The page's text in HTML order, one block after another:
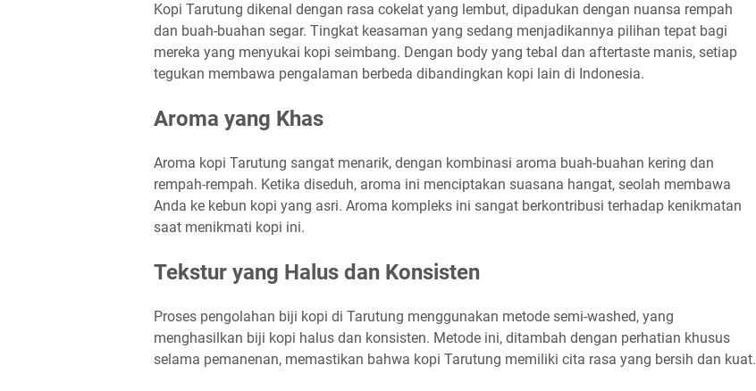
Kopi Tarutung dikenal dengan rasa cokelat yang lembut, dipadukan dengan nuansa rempah
dan buah-buahan segar. Tingkat keasaman yang sedang menjadikannya pilihan tepat bagi
mereka yang menyukai kopi seimbang. Dengan body yang tebal dan aftertaste manis, setiap
tegukan membawa pengalaman berbeda dibandingkan kopi lain di Indonesia.
Aroma yang Khas
Aroma kopi Tarutung sangat menarik, dengan kombinasi aroma buah-buahan kering dan
rempah-rempah. Ketika diseduh, aroma ini menciptakan suasana hangat, seolah membawa
Anda ke kebun kopi yang asri. Aroma kompleks ini sangat berkontribusi terhadap kenikmatan
saat menikmati kopi ini.
Tekstur yang Halus dan Konsisten
Proses pengolahan biji kopi di Tarutung menggunakan metode semi-washed, yang
menghasilkan biji kopi halus dan konsisten. Metode ini, ditambah dengan perhatian khusus
selama pemanenan, memastikan bahwa kopi Tarutung memiliki cita rasa yang bersih dan kuat.